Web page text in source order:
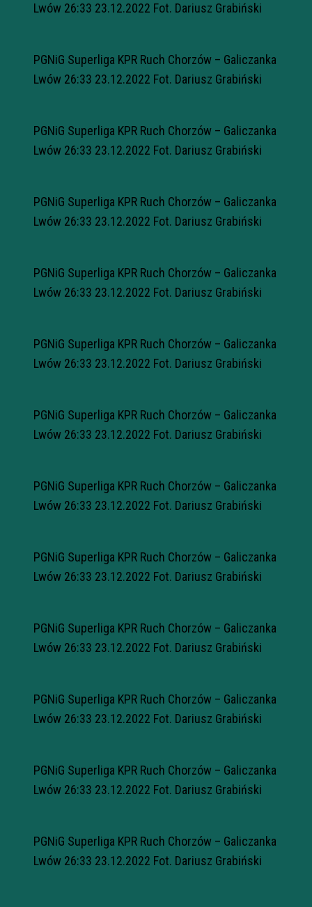
Lwów 26:33 23.12.2022 Fot. Dariusz Grabiński
PGNiG Superliga KPR Ruch Chorzów – Galiczanka
Lwów 26:33 23.12.2022 Fot. Dariusz Grabiński
PGNiG Superliga KPR Ruch Chorzów – Galiczanka
Lwów 26:33 23.12.2022 Fot. Dariusz Grabiński
PGNiG Superliga KPR Ruch Chorzów – Galiczanka
Lwów 26:33 23.12.2022 Fot. Dariusz Grabiński
PGNiG Superliga KPR Ruch Chorzów – Galiczanka
Lwów 26:33 23.12.2022 Fot. Dariusz Grabiński
PGNiG Superliga KPR Ruch Chorzów – Galiczanka
Lwów 26:33 23.12.2022 Fot. Dariusz Grabiński
PGNiG Superliga KPR Ruch Chorzów – Galiczanka
Lwów 26:33 23.12.2022 Fot. Dariusz Grabiński
PGNiG Superliga KPR Ruch Chorzów – Galiczanka
Lwów 26:33 23.12.2022 Fot. Dariusz Grabiński
PGNiG Superliga KPR Ruch Chorzów – Galiczanka
Lwów 26:33 23.12.2022 Fot. Dariusz Grabiński
PGNiG Superliga KPR Ruch Chorzów – Galiczanka
Lwów 26:33 23.12.2022 Fot. Dariusz Grabiński
PGNiG Superliga KPR Ruch Chorzów – Galiczanka
Lwów 26:33 23.12.2022 Fot. Dariusz Grabiński
PGNiG Superliga KPR Ruch Chorzów – Galiczanka
Lwów 26:33 23.12.2022 Fot. Dariusz Grabiński
PGNiG Superliga KPR Ruch Chorzów – Galiczanka
Lwów 26:33 23.12.2022 Fot. Dariusz Grabiński